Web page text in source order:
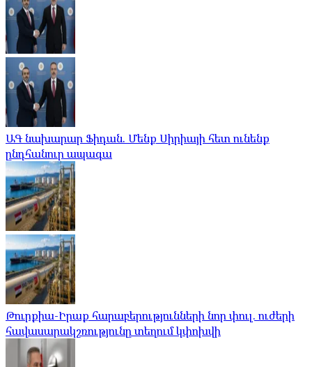
ԱԳ նախարար Ֆիդան. Մենք Սիրիայի հետ ունենք
ընդհանուր ապագա
Թուրքիա-Իրաք հարաբերությունների նոր փուլ. ուժերի
հավասարակշռությունը տեղում կփոխվի